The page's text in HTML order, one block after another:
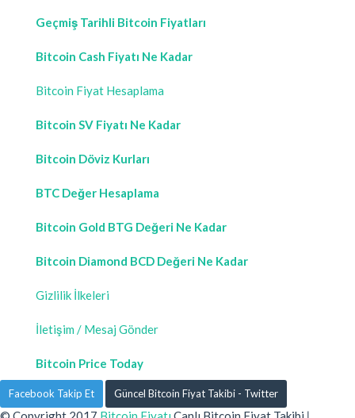
Geçmiş Tarihli Bitcoin Fiyatları
Bitcoin Cash Fiyatı Ne Kadar
Bitcoin Fiyat Hesaplama
Bitcoin SV Fiyatı Ne Kadar
Bitcoin Döviz Kurları
BTC Değer Hesaplama
Bitcoin Gold BTG Değeri Ne Kadar
Bitcoin Diamond BCD Değeri Ne Kadar
Gizlilik İlkeleri
İletişim / Mesaj Gönder
Bitcoin Price Today
Facebook Takip Et Güncel Bitcoin Fiyat Takibi - Twitter